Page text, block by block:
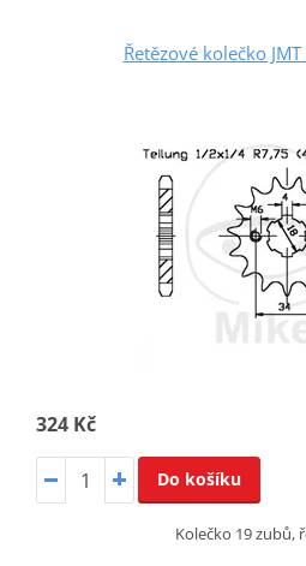
Řetězové kolečko
324 Kč
Do košíku
Kolečko 19 zubů,